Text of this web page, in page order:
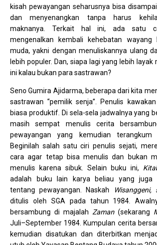
kisah pewayangan seharusnya bisa
dan menyenangkan tanpa harus
maknanya. Terkait hal ini, ada satu
mengenalkan kembali kehebatan wayang
muda, yakni dengan menuliskannya ulang
lebih populer. Dan, siapa lagi yang lebih
ini kalau bukan para sastrawan?
Seno Gumira Ajidarma, beberapa dari kita
sastrawan “pemilik senja”. Penulis
biasa produktif. Di sela-sela jadwalnya yang
masih sempat menulis cerita
pewayangan yang kemudian
Beginilah salah satu ciri penulis sejati,
cara agar tetap bisa menulis dan bukan
menulis karena sibuk. Selain buku ini,
adalah buku lain karya beliau yang juga
tentang pewayangan. Naskah
Wisanggeni,
ditulis oleh SGA pada tahun 1984.
bersambung di majalah Zaman (sekarang
Juli–September 1984. Kumpulan cerita
kemudian disatukan dan diterbitkan